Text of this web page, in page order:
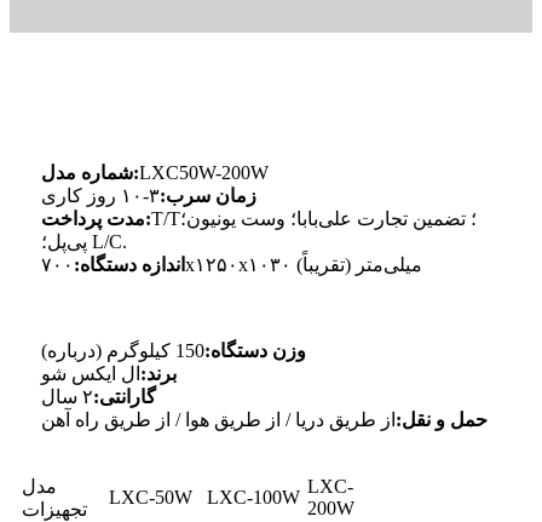
شماره مدل:LXC50W-200W
زمان سرب:۳-۱۰ روز کاری
مدت پرداخت:T/T؛ تضمین تجارت علی‌بابا؛ وست یونیون؛
پی‌پل؛ L/C.
اندازه دستگاه:
۷۰۰x۱۲۵۰x۱۰۳۰ میلی‌متر (تقریباً)
وزن دستگاه:150 کیلوگرم (درباره)
برند: ال ایکس شو
گارانتی:۲ سال
حمل و نقل: از طریق دریا / از طریق هوا / از طریق راه آهن
مدل
تجهیزات
LXC-50W LXC-100W
LXC-
200W